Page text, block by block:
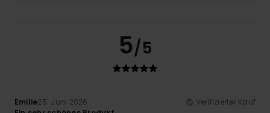
5/5
Emilie25. Juni 2026
Verifizierter Kauf